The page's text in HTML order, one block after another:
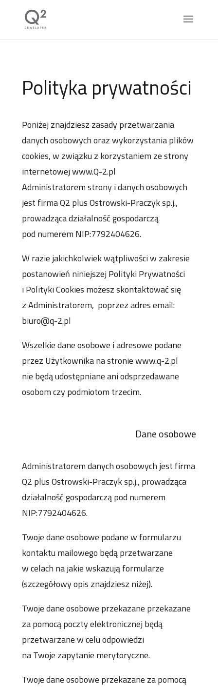
Polityka prywatności
Poniżej znajdziesz zasady przetwarzania
danych osobowych oraz wykorzystania plików
cookies, w związku z korzystaniem ze strony
internetowej www.Q-2.pl
Administratorem strony i danych osobowych
jest firma Q2 plus Ostrowski-Praczyk sp.j.,
prowadząca działalność gospodarczą
pod numerem NIP:7792404626.
W razie jakichkolwiek wątpliwości w zakresie
postanowień niniejszej Polityki Prywatności
i Polityki Cookies możesz skontaktować się
z Administratorem, poprzez adres email:
biuro@q-2.pl
Wszelkie dane osobowe i adresowe podane
przez Użytkownika na stronie www.q-2.pl
nie będą udostępniane ani odsprzedawane
osobom czy podmiotom trzecim.
Dane osobowe
Administratorem danych osobowych jest firma
Q2 plus Ostrowski-Praczyk sp.j., prowadząca
działalność gospodarczą pod numerem
NIP:7792404626.
Twoje dane osobowe podane w formularzu
kontaktu mailowego będą przetwarzane
w celach na jakie wskazują formularze
(szczegółowy opis znajdziesz niżej).
Twoje dane osobowe przekazane przekazane
za pomocą poczty elektronicznej będą
przetwarzane w celu odpowiedzi
na Twoje zapytanie merytoryczne.
Twoje dane osobowe przekazane za pomocą